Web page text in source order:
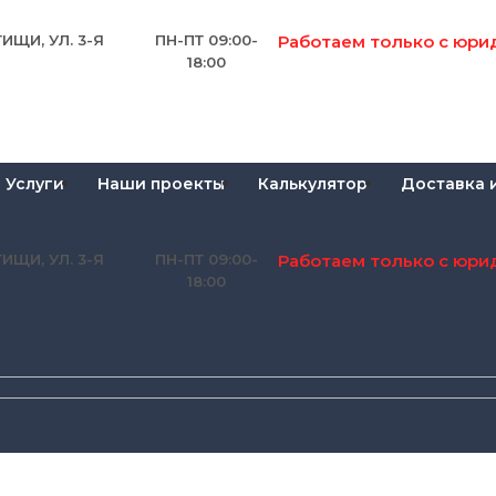
УЛ. 3-Я
ПН-ПТ 09:00-
18:00
Работаем только с
Услуги Наши проекты Калькулятор Доставка
УЛ. 3-Я
ПН-ПТ 09:00-
18:00
Работаем только с